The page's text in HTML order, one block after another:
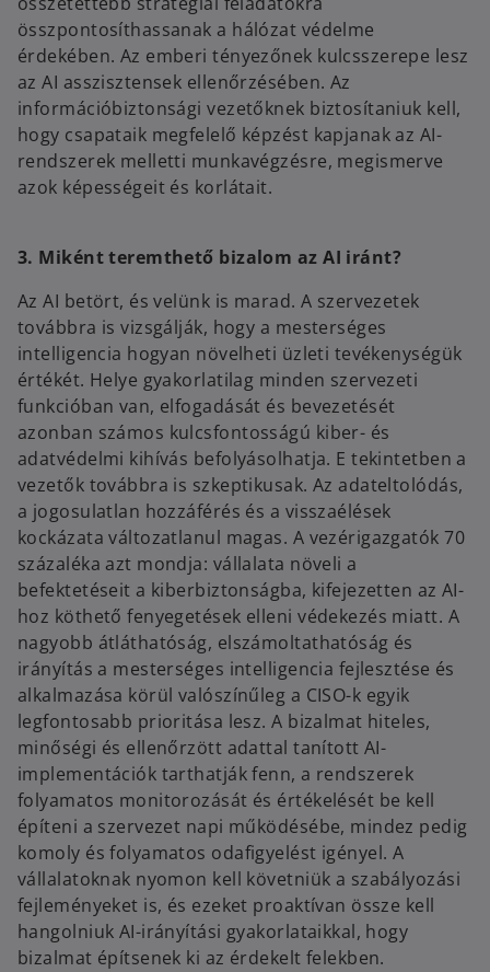
összpontosíthassanak a hálózat védelme
érdekében. Az emberi tényezőnek kulcsszerepe lesz
az AI asszisztensek ellenőrzésében. Az
információbiztonsági vezetőknek biztosítaniuk kell,
hogy csapataik megfelelő képzést kapjanak az AI-
rendszerek melletti munkavégzésre, megismerve
azok képességeit és korlátait.
3. Miként teremthető bizalom az AI iránt?
Az AI betört, és velünk is marad. A szervezetek
továbbra is vizsgálják, hogy a mesterséges
intelligencia hogyan növelheti üzleti tevékenységük
értékét. Helye gyakorlatilag minden szervezeti
funkcióban van, elfogadását és bevezetését
azonban számos kulcsfontosságú kiber- és
adatvédelmi kihívás befolyásolhatja. E tekintetben a
vezetők továbbra is szkeptikusak. Az adateltolódás,
a jogosulatlan hozzáférés és a visszaélések
kockázata változatlanul magas. A vezérigazgatók 70
százaléka azt mondja: vállalata növeli a
befektetéseit a kiberbiztonságba, kifejezetten az AI-
hoz köthető fenyegetések elleni védekezés miatt. A
nagyobb átláthatóság, elszámoltathatóság és
irányítás a mesterséges intelligencia fejlesztése és
alkalmazása körül valószínűleg a CISO-k egyik
legfontosabb prioritása lesz. A bizalmat hiteles,
minőségi és ellenőrzött adattal tanított AI-
implementációk tarthatják fenn, a rendszerek
folyamatos monitorozását és értékelését be kell
építeni a szervezet napi működésébe, mindez pedig
komoly és folyamatos odafigyelést igényel. A
vállalatoknak nyomon kell követniük a szabályozási
fejleményeket is, és ezeket proaktívan össze kell
hangolniuk AI-irányítási gyakorlataikkal, hogy
bizalmat építsenek ki az érdekelt felekben.